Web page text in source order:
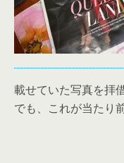
載せていた写真を拝
でも、これが当たり